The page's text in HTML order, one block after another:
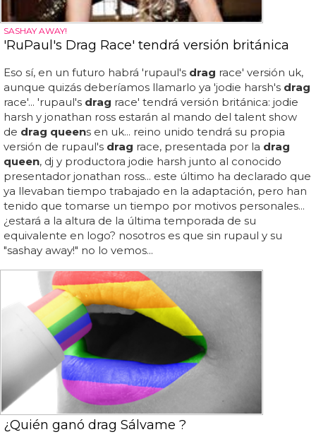
SASHAY AWAY!
'RuPaul's Drag Race' tendrá versión británica
Eso sí, en un futuro habrá 'rupaul's drag race' versión uk,
aunque quizás deberíamos llamarlo ya 'jodie harsh's drag
race'... 'rupaul's drag race' tendrá versión británica: jodie
harsh y jonathan ross estarán al mando del talent show
de drag queens en uk... reino unido tendrá su propia
versión de rupaul's drag race, presentada por la drag
queen, dj y productora jodie harsh junto al conocido
presentador jonathan ross... este último ha declarado que
ya llevaban tiempo trabajado en la adaptación, pero han
tenido que tomarse un tiempo por motivos personales...
¿estará a la altura de la última temporada de su
equivalente en logo? nosotros es que sin rupaul y su
"sashay away!" no lo vemos...
¿Quién ganó drag Sálvame ?